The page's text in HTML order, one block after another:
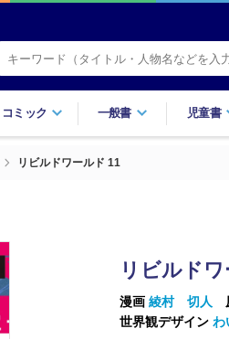
コミック 一般書 児童書
リビルドワールド 11
リビルド
漫画 綾村 切人
世界観デザイン わ